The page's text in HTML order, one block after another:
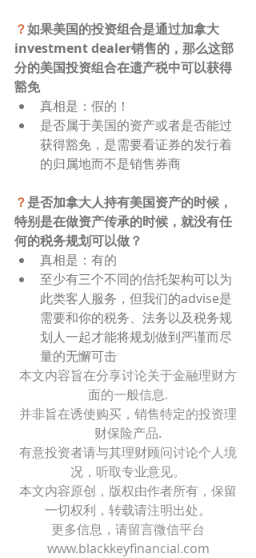
？如果美国的投资组合是通过加拿大
investment dealer销售的，那么这部
分的美国投资组合在遗产税中可以获得
豁免
真相是：假的！
是否属于美国的资产或者是否能过
获得豁免，是需要看证券的发行着
的归属地而不是销售券商
？是否加拿大人持有美国资产的时候，
特别是在做资产传承的时候，就没有任
何的税务规划可以做？
真相是：有的
至少有三个不同的信托架构可以为
此类客人服务，但我们的advise是
需要和你的税务、法务以及税务规
划人一起才能将规划做到严谨而尽
量的无懈可击
本文内容旨在分享讨论关于金融理财方
面的一般信息.
并非旨在诱使购买，销售特定的投资理
财保险产品.
有意投资者请与其理财顾问讨论个人境
况，听取专业意见。
本文内容原创，版权由作者所有，保留
一切权利，转载请注明出处。
更多信息，请留言微信平台
www.blackkeyfinancial.com